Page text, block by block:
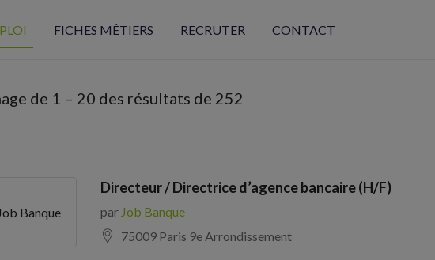
FICHES MÉTIERS RECRUTER CONTACT
de 1 – 20 des résultats de 252
Job Banque
Directeur / Directrice d’agence bancaire (H/F)
par Job Banque
75009 Paris 9e Arrondissement